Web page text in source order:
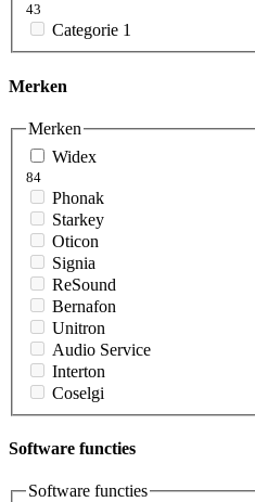
43
Categorie 1
Merken
Merken
Widex
84
Phonak
Starkey
Oticon
Signia
ReSound
Bernafon
Unitron
Audio Service
Interton
Coselgi
Software functies
Software functies